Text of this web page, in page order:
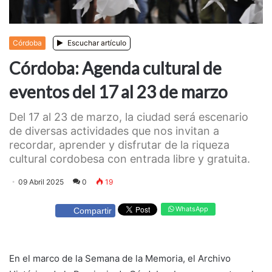
Córdoba Escuchar artículo
Córdoba: Agenda cultural de
eventos del 17 al 23 de marzo
Del 17 al 23 de marzo, la ciudad será escenario
de diversas actividades que nos invitan a
recordar, aprender y disfrutar de la riqueza
cultural cordobesa con entrada libre y gratuita.
09 Abril 2025 0 19
Compartir WhatsApp
En el marco de la Semana de la Memoria, el Archivo